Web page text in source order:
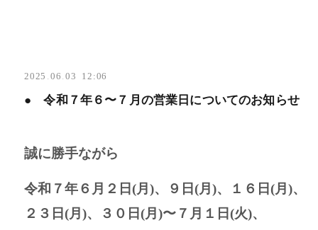
2025 . 06 . 03 12:06
● 令和７年６〜７月の営業日についてのお知らせ
誠に勝手ながら
令和７年６月２日(月)、９日(月)、１６日(月)、
２３日(月)、３０日(月)〜７月１日(火)、